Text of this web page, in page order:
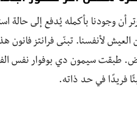
أن وجودنا بأكمله يُدفع إلى
العيش لأنفسنا. تبنّى فرانتز فانون
طبقت سيمون دي بوفوار نفس
فريدًا في حد ذاته.